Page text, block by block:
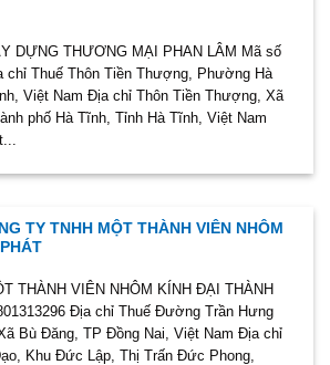
DỰNG THƯƠNG MẠI PHAN LÂM Mã số
chỉ Thuế Thôn Tiền Thượng, Phường Hà
Việt Nam Địa chỉ Thôn Tiền Thượng, Xã
phố Hà Tĩnh, Tỉnh Hà Tĩnh, Việt Nam
TY TNHH MỘT THÀNH VIÊN NHÔM
THÀNH VIÊN NHÔM KÍNH ĐẠI THÀNH
Địa chỉ Thuế Đường Trần Hưng
Bù Đăng, TP Đồng Nai, Việt Nam Địa chỉ
Khu Đức Lập, Thị Trấn Đức Phong,